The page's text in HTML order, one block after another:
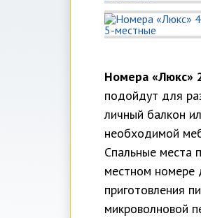
Номера «Люкс»
подойдут для
личный балкон
необходимой
Спальные места
местном номере
приготовления
микроволновой